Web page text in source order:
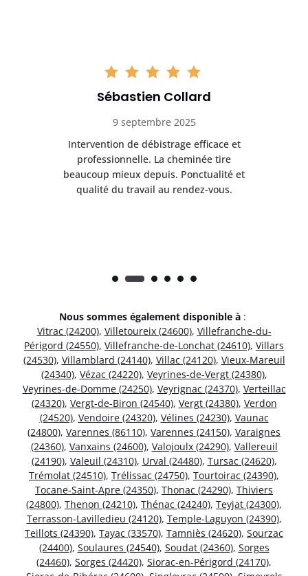
Sébastien Collard
9 septembre 2025
Intervention de débistrage efficace et
professionnelle. La cheminée tire
beaucoup mieux depuis. Ponctualité et
qualité du travail au rendez-vous.
Nous sommes également disponible à :
Vitrac (24200), Villetoureix (24600), Villefranche-du-
Périgord (24550), Villefranche-de-Lonchat (24610), Villars
(24530), Villamblard (24140), Villac (24120), Vieux-Mareuil
(24340), Vézac (24220), Veyrines-de-Vergt (24380),
Veyrines-de-Domme (24250), Veyrignac (24370), Verteillac
(24320), Vergt-de-Biron (24540), Vergt (24380), Verdon
(24520), Vendoire (24320), Vélines (24230), Vaunac
(24800), Varennes (86110), Varennes (24150), Varaignes
(24360), Vanxains (24600), Valojoulx (24290), Vallereuil
(24190), Valeuil (24310), Urval (24480), Tursac (24620),
Trémolat (24510), Trélissac (24750), Tourtoirac (24390),
Tocane-Saint-Apre (24350), Thonac (24290), Thiviers
(24800), Thenon (24210), Thénac (24240), Teyjat (24300),
Terrasson-Lavilledieu (24120), Temple-Laguyon (24390),
Teillots (24390), Tayac (33570), Tamniès (24620), Sourzac
(24400), Soulaures (24540), Soudat (24360), Sorges
(24460), Sorges (24420), Siorac-en-Périgord (24170),